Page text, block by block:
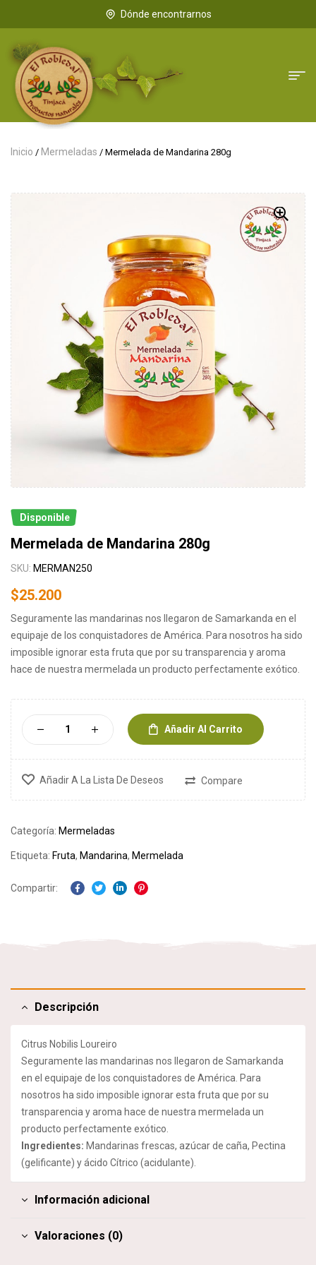
Dónde encontrarnos
Inicio / Mermeladas / Mermelada de Mandarina 280g
Disponible
Mermelada de Mandarina 280g
SKU: MERMAN250
$25.200
Seguramente las mandarinas nos llegaron de Samarkanda en el
equipaje de los conquistadores de América. Para nosotros ha sido
imposible ignorar esta fruta que por su transparencia y aroma
hace de nuestra mermelada un producto perfectamente exótico.
Añadir Al Carrito
Añadir A La Lista De Deseos Compare
Categoría: Mermeladas
Etiqueta: Fruta, Mandarina, Mermelada
Compartir:
Descripción
Citrus Nobilis Loureiro
Seguramente las mandarinas nos llegaron de Samarkanda
en el equipaje de los conquistadores de América. Para
nosotros ha sido imposible ignorar esta fruta que por su
transparencia y aroma hace de nuestra mermelada un
producto perfectamente exótico.
Ingredientes: Mandarinas frescas, azúcar de caña, Pectina
(gelificante) y ácido Cítrico (acidulante).
Información adicional
Valoraciones (0)